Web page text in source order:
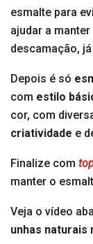
esmalte para
ajudar a manter
descamação,
Depois é só
com estilo
cor, com
criatividade e
Finalize com
manter o
Veja o vídeo
unhas naturais